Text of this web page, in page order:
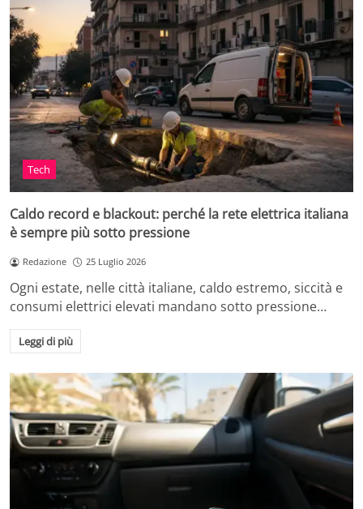
Tech
Caldo record e blackout: perché la rete elettrica italiana
è sempre più sotto pressione
Redazione 25 Luglio 2026
Ogni estate, nelle città italiane, caldo estremo, siccità e
consumi elettrici elevati mandano sotto pressione…
Leggi di più